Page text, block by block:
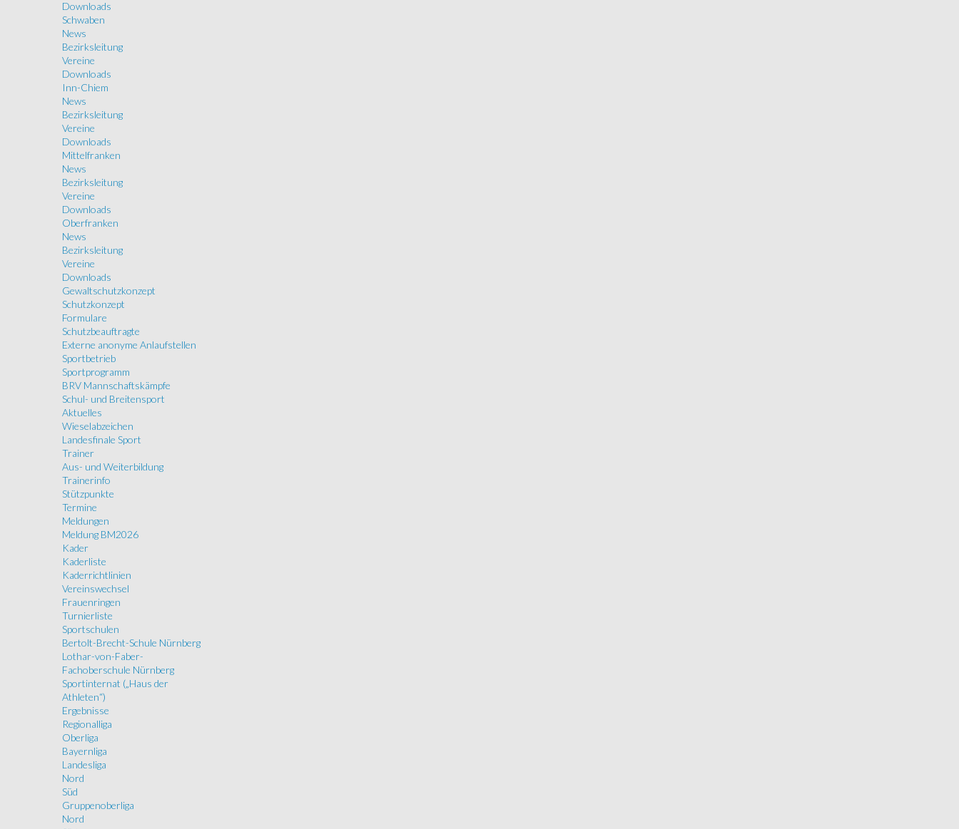
Downloads
Schwaben
News
Bezirksleitung
Vereine
Downloads
Inn-Chiem
News
Bezirksleitung
Vereine
Downloads
Mittelfranken
News
Bezirksleitung
Vereine
Downloads
Oberfranken
News
Bezirksleitung
Vereine
Downloads
Gewaltschutzkonzept
Schutzkonzept
Formulare
Schutzbeauftragte
Externe anonyme Anlaufstellen
Sportbetrieb
Sportprogramm
BRV Mannschaftskämpfe
Schul- und Breitensport
Aktuelles
Wieselabzeichen
Landesfinale Sport
Trainer
Aus- und Weiterbildung
Trainerinfo
Stützpunkte
Termine
Meldungen
Meldung BM2026
Kader
Kaderliste
Kaderrichtlinien
Vereinswechsel
Frauenringen
Turnierliste
Sportschulen
Bertolt-Brecht-Schule Nürnberg
Lothar-von-Faber-
Fachoberschule Nürnberg
Sportinternat („Haus der
Athleten“)
Ergebnisse
Regionalliga
Oberliga
Bayernliga
Landesliga
Nord
Süd
Gruppenoberliga
Nord